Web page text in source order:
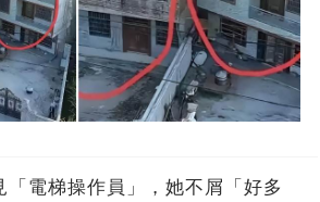
「電梯操作員」，她不屑「好多